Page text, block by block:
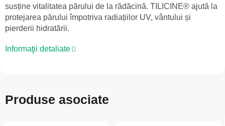
susține vitalitatea părului de la rădăcină. TILICINE® ajută la
protejarea părului împotriva radiațiilor UV, vântului și
pierderii hidratării.
Informaţii detaliate
Produse asociate